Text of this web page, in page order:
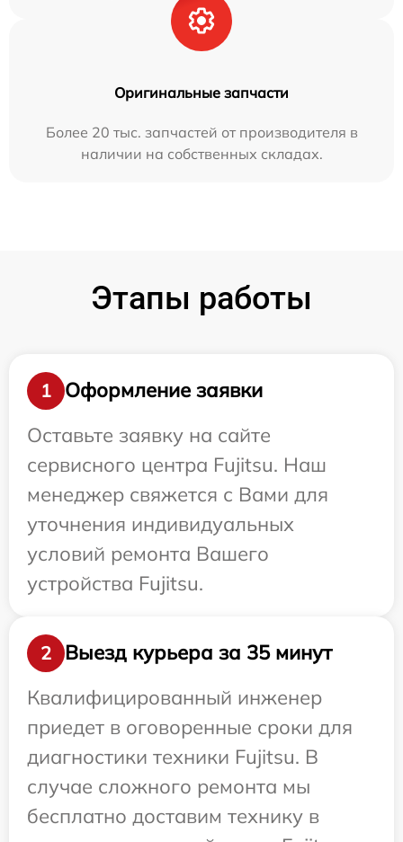
Оригинальные запчасти
Более 20 тыс. запчастей от производителя в
наличии на собственных складах.
Этапы работы
1
Оформление заявки
Оставьте заявку на сайте
сервисного центра Fujitsu. Наш
менеджер свяжется с Вами для
уточнения индивидуальных
условий ремонта Вашего
устройства Fujitsu.
2
Выезд курьера за 35 минут
Квалифицированный инженер
приедет в оговоренные сроки для
диагностики техники Fujitsu. В
случае сложного ремонта мы
бесплатно доставим технику в